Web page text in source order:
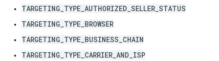
TARGETING_TYPE_AUTHORIZED_SELLER_STATUS
TARGETING_TYPE_BROWSER
TARGETING_TYPE_BUSINESS_CHAIN
TARGETING_TYPE_CARRIER_AND_ISP